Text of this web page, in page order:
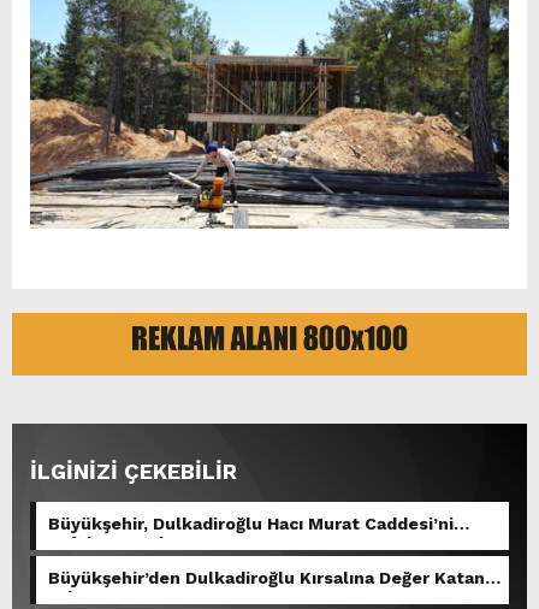
İLGİNİZİ ÇEKEBİLİR
Büyükşehir, Dulkadiroğlu Hacı Murat Caddesi’ni
Asfalta Hazırlıyor.
Büyükşehir’den Dulkadiroğlu Kırsalına Değer Katan
Yol Yatırımı.